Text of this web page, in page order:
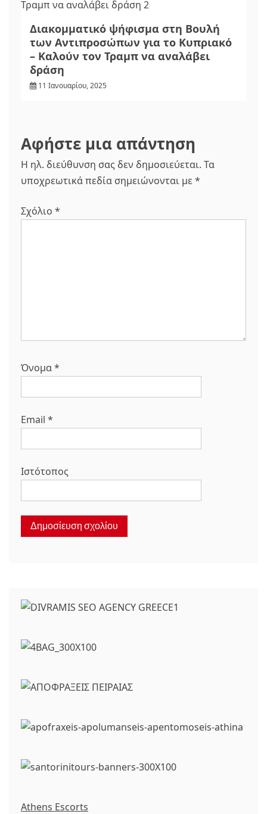
Διακομματικό ψήφισμα στη Βουλή
των Αντιπροσώπων για το Κυπριακό
– Καλούν τον Τραμπ να αναλάβει
δράση
11 Ιανουαρίου, 2025
Αφήστε μια απάντηση
Η ηλ. διεύθυνση σας δεν δημοσιεύεται. Τα
υποχρεωτικά πεδία σημειώνονται με *
Σχόλιο *
Όνομα*
Email *
Ιστότοπος
Athens Escorts